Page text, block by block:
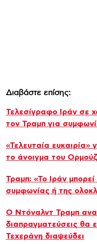
Διαβάστε επίσης:
Τελεσίγραφο Ιράν σε
τον Τραμπ για
«Τελευταία ευκαιρία»
το άνοιγμα του
Τραμπ: «Το Ιράν
συμφωνίας ή της
Ο Ντόναλντ Τραμπ
διαπραγματεύσεις θα
Τεχεράνη διαψεύδει